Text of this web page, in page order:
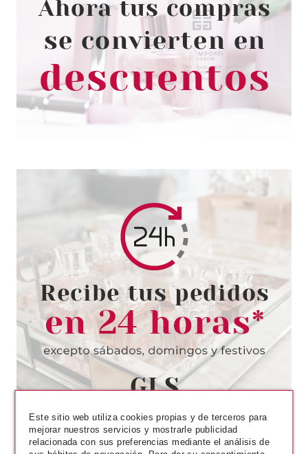
BABARIA
BABARIA DESODORANTE
ROLL-ON ACIDO HIALURONICO
50 ML
desde
1.75€
BABARIA
BABARIA DESODORANTE
ROLL-ON DOBLE EFECTO 50
ML
0.95€
Este sitio web utiliza cookies propias y de terceros para
mejorar nuestros servicios y mostrarle publicidad
relacionada con sus preferencias mediante el análisis de